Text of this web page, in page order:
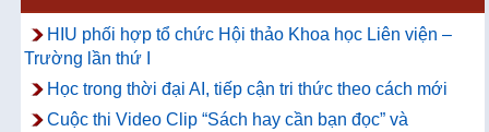
HIU phối hợp tổ chức Hội thảo Khoa học Liên viện –
Trường lần thứ I
Học trong thời đại AI, tiếp cận tri thức theo cách mới
Cuộc thi Video Clip “Sách hay cần bạn đọc” và